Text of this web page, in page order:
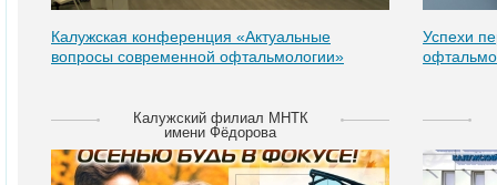
Калужская конференция «Актуальные
вопросы современной офтальмологии»
Успехи
Калужский филиал МНТК
имени Фёдорова